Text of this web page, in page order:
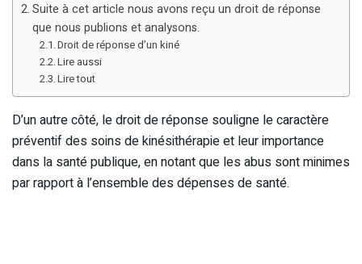
Suite à cet article nous avons reçu un droit de réponse
que nous publions et analysons.
Droit de réponse d’un kiné
Lire aussi
Lire tout
D’un autre côté, le droit de réponse souligne le caractère
préventif des soins de kinésithérapie et leur importance
dans la santé publique, en notant que les abus sont minimes
par rapport à l’ensemble des dépenses de santé.